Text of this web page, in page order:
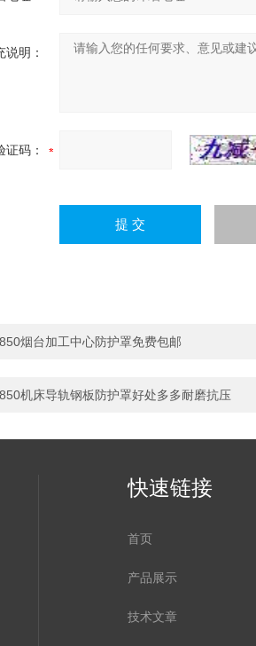
说明：
证码：
850烟台加工中心防护罩免费包邮
850机床导轨钢板防护罩好处多多耐磨抗压
快速链接
首页
产品展示
技术文章